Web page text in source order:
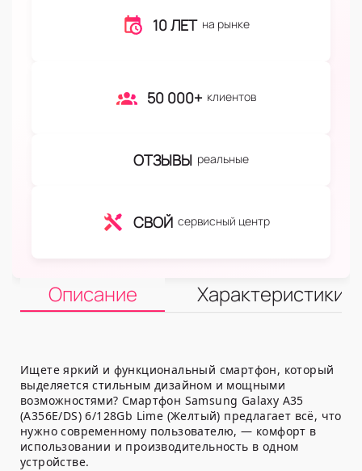
10 ЛЕТ на рынке
50 000+ клиентов
ОТЗЫВЫ реальные
СВОЙ сервисный центр
Описание Характеристики
Ищете яркий и функциональный смартфон, который
выделяется стильным дизайном и мощными
возможностями? Смартфон Samsung Galaxy A35
(A356E/DS) 6/128Gb Lime (Желтый) предлагает всё, что
нужно современному пользователю, — комфорт в
использовании и производительность в одном
устройстве.